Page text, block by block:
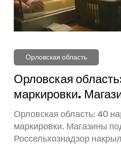
Орловская область
Орловская
маркировки.
Орловская область: 40
маркировки. Магазины
Россельхознадзор